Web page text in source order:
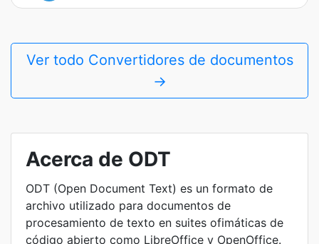
Ver todo Convertidores de documentos
→
Acerca de ODT
ODT (Open Document Text) es un formato de
archivo utilizado para documentos de
procesamiento de texto en suites ofimáticas de
código abierto como LibreOffice y OpenOffice.